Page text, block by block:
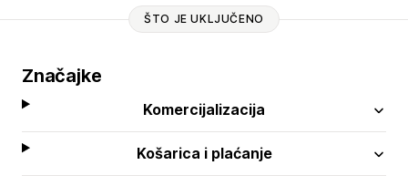
ŠTO JE UKLJUČENO
Značajke
Komercijalizacija
Košarica i plaćanje